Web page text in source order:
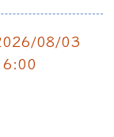
08/03